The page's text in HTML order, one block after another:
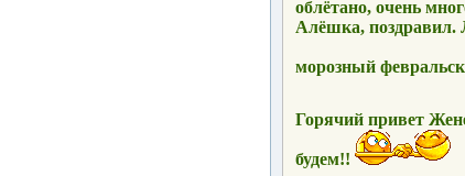
облётано, очень
Алёшка, поздравил.
морозный
Горячий привет
будем!!